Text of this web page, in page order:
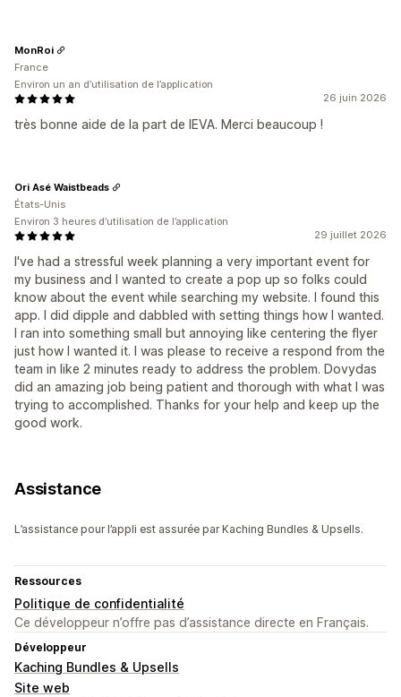
26 juin 2026
très bonne aide de la part de IEVA. Merci beaucoup !
MonRoi
France
Environ un an d’utilisation de l’application
29 juillet 2026
I've had a stressful week planning a very important event for
my business and I wanted to create a pop up so folks could
know about the event while searching my website. I found this
app. I did dipple and dabbled with setting things how I wanted.
I ran into something small but annoying like centering the flyer
just how I wanted it. I was please to receive a respond from the
team in like 2 minutes ready to address the problem. Dovydas
did an amazing job being patient and thorough with what I was
trying to accomplished. Thanks for your help and keep up the
good work.
Ori Asé Waistbeads
États-Unis
Environ 3 heures d’utilisation de l’application
Assistance
L’assistance pour l’appli est assurée par Kaching Bundles & Upsells.
Ressources
Politique de confidentialité
Ce développeur n’offre pas d’assistance directe en Français.
Développeur
Kaching Bundles & Upsells
Site web